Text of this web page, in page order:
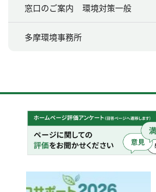
窓口のご案内 環境対策一般
多摩環境事務所